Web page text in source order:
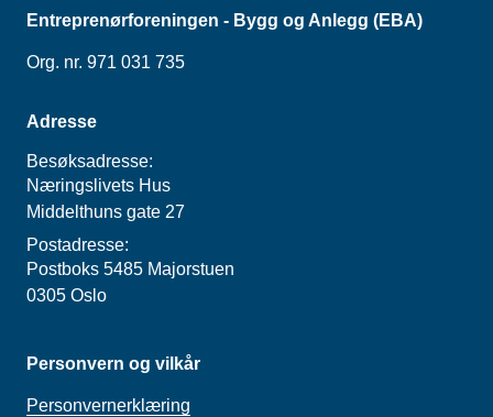
Entreprenørforeningen - Bygg og Anlegg (EBA)
Org. nr. 971 031 735
Adresse
Besøksadresse:
Næringslivets Hus
Middelthuns gate 27
Postadresse:
Postboks 5485 Majorstuen
0305 Oslo
Personvern og vilkår
Personvernerklæring